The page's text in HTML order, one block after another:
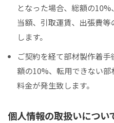
となった場合、総額の
当額、引取運賃、出張費
します。
ご契約を経て部材製作着
額の10%、転用できない
料金が発生致します。
個人情報の取扱いについ